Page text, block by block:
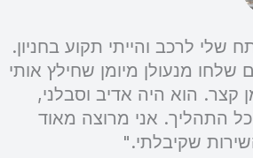
לרכב והייתי תקוע בחניון.
שלחו מנעולן מיומן שחילץ אותי
קצר. הוא היה אדיב וסבלני,
התהליך. אני מרוצה מאוד
שקיבלתי."